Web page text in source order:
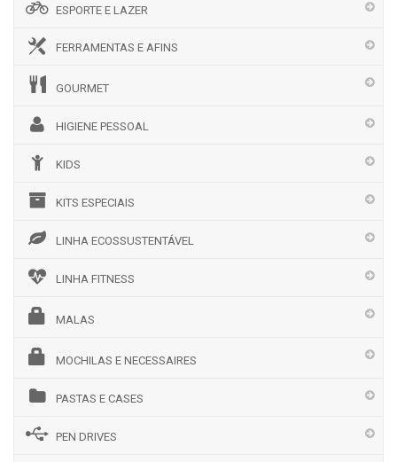
ESPORTE E LAZER
FERRAMENTAS E AFINS
GOURMET
HIGIENE PESSOAL
KIDS
KITS ESPECIAIS
LINHA ECOSSUSTENTÁVEL
LINHA FITNESS
MALAS
MOCHILAS E NECESSAIRES
PASTAS E CASES
PEN DRIVES